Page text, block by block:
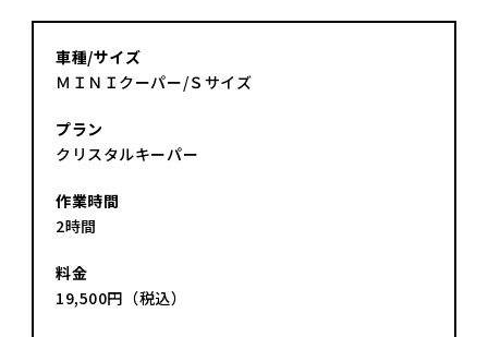
車種/サイズ
ＭＩＮＩクーパー/Ｓサイズ
プラン
クリスタルキーパー
作業時間
2時間
料金
19,500円（税込）